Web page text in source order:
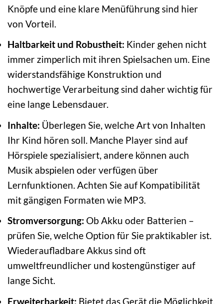
Knöpfe und eine klare Menüführung sind hier
von Vorteil.
Haltbarkeit und Robustheit: Kinder gehen nicht
immer zimperlich mit ihren Spielsachen um. Eine
widerstandsfähige Konstruktion und
hochwertige Verarbeitung sind daher wichtig für
eine lange Lebensdauer.
Inhalte: Überlegen Sie, welche Art von Inhalten
Ihr Kind hören soll. Manche Player sind auf
Hörspiele spezialisiert, andere können auch
Musik abspielen oder verfügen über
Lernfunktionen. Achten Sie auf Kompatibilität
mit gängigen Formaten wie MP3.
Stromversorgung: Ob Akku oder Batterien –
prüfen Sie, welche Option für Sie praktikabler ist.
Wiederaufladbare Akkus sind oft
umweltfreundlicher und kostengünstiger auf
lange Sicht.
Erweiterbarkeit: Bietet das Gerät die Möglichkeit,